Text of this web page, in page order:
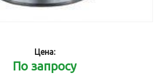
Цена:
По запросу